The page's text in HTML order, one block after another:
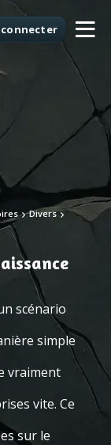
connecter
Divers
scénario
simple
vraiment
vite. Ce
sur le